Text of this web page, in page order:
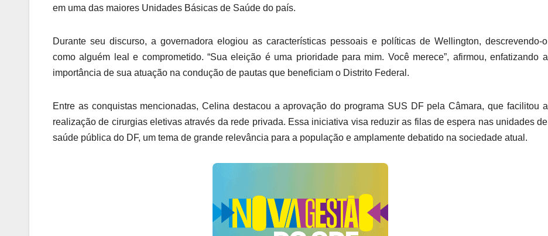
em uma das maiores Unidades Básicas de Saúde do país.
Durante seu discurso, a governadora elogiou as características pessoais e políticas de Wellington, descrevendo-o
como alguém leal e comprometido. “Sua eleição é uma prioridade para mim. Você merece”, afirmou, enfatizando a
importância de sua atuação na condução de pautas que beneficiam o Distrito Federal.
Entre as conquistas mencionadas, Celina destacou a aprovação do programa SUS DF pela Câmara, que facilitou a
realização de cirurgias eletivas através da rede privada. Essa iniciativa visa reduzir as filas de espera nas unidades de
saúde pública do DF, um tema de grande relevância para a população e amplamente debatido na sociedade atual.